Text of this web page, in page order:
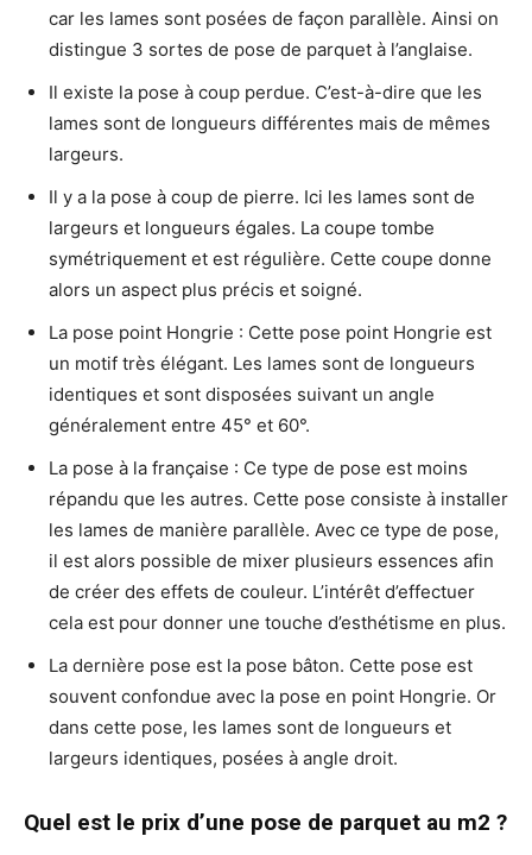
car les lames sont posées de façon parallèle. Ainsi on
distingue 3 sortes de pose de parquet à l’anglaise.
Il existe la pose à coup perdue. C’est-à-dire que les
lames sont de longueurs différentes mais de mêmes
largeurs.
Il y a la pose à coup de pierre. Ici les lames sont de
largeurs et longueurs égales. La coupe tombe
symétriquement et est régulière. Cette coupe donne
alors un aspect plus précis et soigné.
La pose point Hongrie : Cette pose point Hongrie est
un motif très élégant. Les lames sont de longueurs
identiques et sont disposées suivant un angle
généralement entre 45° et 60°.
La pose à la française : Ce type de pose est moins
répandu que les autres. Cette pose consiste à installer
les lames de manière parallèle. Avec ce type de pose,
il est alors possible de mixer plusieurs essences afin
de créer des effets de couleur. L’intérêt d’effectuer
cela est pour donner une touche d’esthétisme en plus.
La dernière pose est la pose bâton. Cette pose est
souvent confondue avec la pose en point Hongrie. Or
dans cette pose, les lames sont de longueurs et
largeurs identiques, posées à angle droit.
Quel est le prix d’une pose de parquet au m2 ?